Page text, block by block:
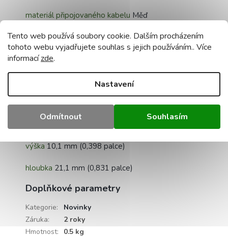
Tento web používá soubory cookie. Dalším procházením
tohoto webu vyjadřujete souhlas s jejich používáním.. Více
informacízde.
Nastavení
Odmítnout Souhlasím
materiál připojovaného kabelu Měď
izolačnímateriál polykarbonát (PC)
třída hořlavosti
0,073 MJ
Rozměry
výška 10,1 mm (0,398 palce)
hloubka 21,1 mm (0,831 palce)
Doplňkové parametry
Kategorie:
Novinky
Záruka:
2 roky
Hmotnost:
0.5 kg